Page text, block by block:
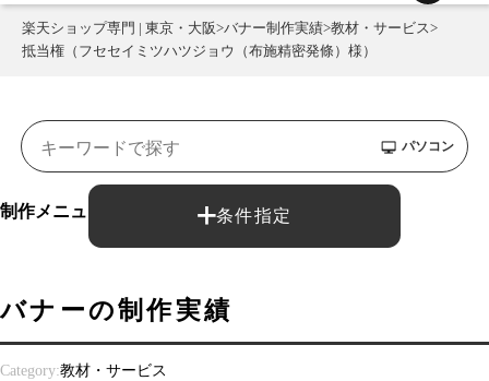
楽天ショップ専門 | 東京・大阪>バナー制作実績>教材・サービス>
抵当権（フセセイミツハツジョウ（布施精密発條）様）
条件指定
パソコン
制作メニュー： バナー制作
バナーの制作実績
Category:教材・サービス